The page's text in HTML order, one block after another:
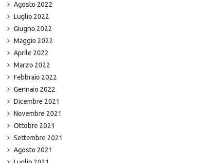
Agosto 2022
Luglio 2022
Giugno 2022
Maggio 2022
Aprile 2022
Marzo 2022
Febbraio 2022
Gennaio 2022
Dicembre 2021
Novembre 2021
Ottobre 2021
Settembre 2021
Agosto 2021